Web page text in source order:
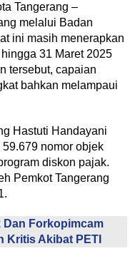
Tangerang –
melalui Badan
ini masih menerapkan
31 Maret 2025
tersebut, capaian
bahkan melampaui
Hastuti Handayani
nomor objek
diskon pajak.
Pemkot Tangerang
Dan Forkopimcam
Kritis Akibat PETI